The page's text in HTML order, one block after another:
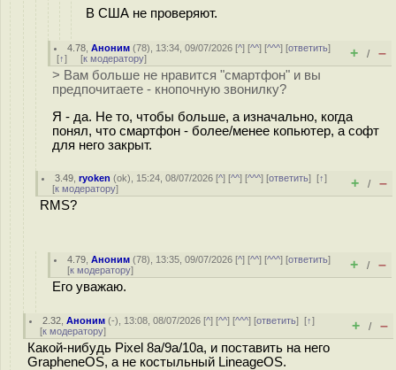
В США не проверяют.
4.78 ,Аноним (78), 13:34, 09/07/2026 [^] [^^] [^^^] [ответить]
[↑] [к модератору] + / –
> Вам больше не нравится "смартфон" и вы
предпочитаете - кнопочную звонилку?
Я - да. Не то, чтобы больше, а изначально, когда
понял, что смартфон - более/менее копьютер, а софт
для него закрыт.
3.49 ,ryoken (ok), 15:24, 08/07/2026 [^] [^^] [^^^] [ответить][↑]
[к модератору] + / –
RMS?
4.79 ,Аноним (78), 13:35, 09/07/2026 [^] [^^] [^^^] [ответить]
[к модератору] + / –
Его уважаю.
2.32 ,Аноним (-), 13:08, 08/07/2026 [^] [^^] [^^^] [ответить][↑]
[к модератору] + / –
Какой-нибудь Pixel 8a/9a/10a, и поставить на него
GrapheneOS, а не костыльный LineageOS.